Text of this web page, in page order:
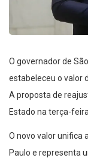
O governador de
estabeleceu o valor
A proposta de
Estado na terça-
O novo valor unifica
Paulo e representa